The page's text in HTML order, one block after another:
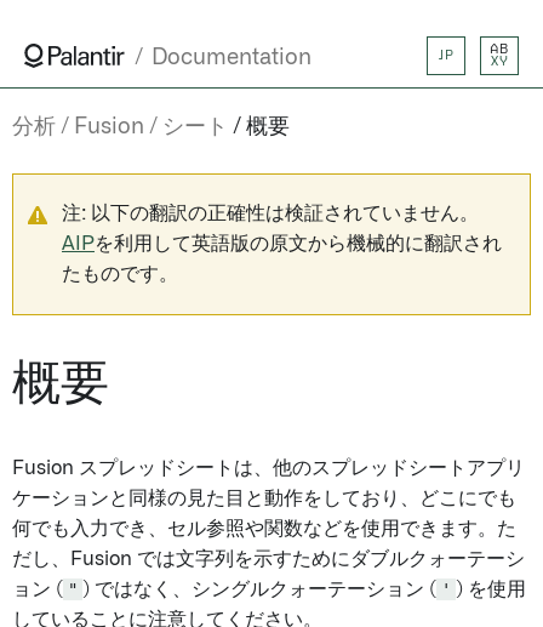
Documentation JP
AB
XY
分析 Fusion シート 概要
注: 以下の翻訳の正確性は検証されていません。
AIPを利用して英語版の原文から機械的に翻訳され
たものです。
概要
Fusion スプレッドシートは、他のスプレッドシートアプリ
ケーションと同様の見た目と動作をしており、どこにでも
何でも入力でき、セル参照や関数などを使用できます。た
だし、Fusion では文字列を示すためにダブルクォーテーシ
ョン ( " ) ではなく、シングルクォーテーション ( ' ) を使用
していることに注意してください。